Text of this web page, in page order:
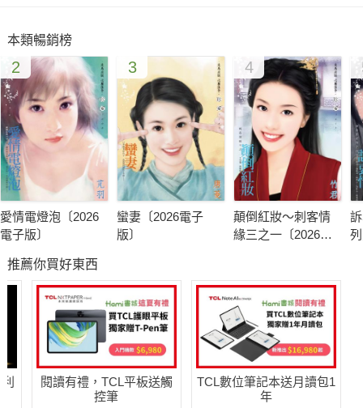
本類暢銷榜
2
愛情電燈泡〔2026
電子版〕
3
蠻妻〔2026電子
版〕
4
顛倒紅妝～刺客情
緣三之一〔2026電
推薦你買好東西
閱讀有禮，TCL平板送觸
控筆
TCL數位筆記本送月讀包1
年